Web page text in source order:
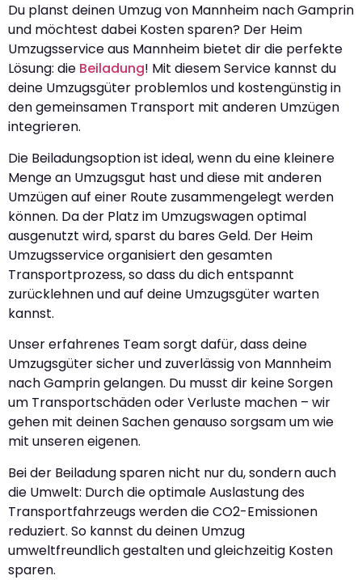
Du planst deinen Umzug von Mannheim nach Gamprin
und möchtest dabei Kosten sparen? Der Heim
Umzugsservice aus Mannheim bietet dir die perfekte
Lösung: die Beiladung! Mit diesem Service kannst du
deine Umzugsgüter problemlos und kostengünstig in
den gemeinsamen Transport mit anderen Umzügen
integrieren.
Die Beiladungsoption ist ideal, wenn du eine kleinere
Menge an Umzugsgut hast und diese mit anderen
Umzügen auf einer Route zusammengelegt werden
können. Da der Platz im Umzugswagen optimal
ausgenutzt wird, sparst du bares Geld. Der Heim
Umzugsservice organisiert den gesamten
Transportprozess, so dass du dich entspannt
zurücklehnen und auf deine Umzugsgüter warten
kannst.
Unser erfahrenes Team sorgt dafür, dass deine
Umzugsgüter sicher und zuverlässig von Mannheim
nach Gamprin gelangen. Du musst dir keine Sorgen
um Transportschäden oder Verluste machen – wir
gehen mit deinen Sachen genauso sorgsam um wie
mit unseren eigenen.
Bei der Beiladung sparen nicht nur du, sondern auch
die Umwelt: Durch die optimale Auslastung des
Transportfahrzeugs werden die CO2-Emissionen
reduziert. So kannst du deinen Umzug
umweltfreundlich gestalten und gleichzeitig Kosten
sparen.